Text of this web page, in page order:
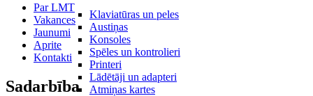
Klaviatūras un peles
Austiņas
Konsoles
Spēles un kontrolieri
Printeri
Lādētāji un adapteri
Atmiņas kartes
Par LMT
Vakances
Jaunumi
Aprite
Kontakti
Sadarbība